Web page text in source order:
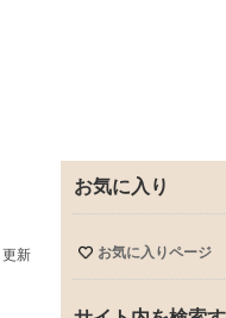
新
お気に入り
お気に入りページ